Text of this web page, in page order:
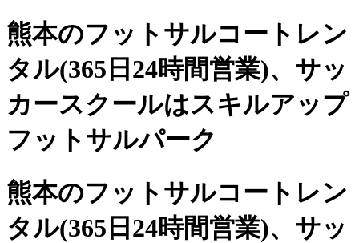
熊本のフットサルコートレン
タル(365日24時間営業)、 サッ
カースクールはスキルアップ
フットサルパーク
熊本のフットサルコートレン
タル(365日24時間営業)、サッ